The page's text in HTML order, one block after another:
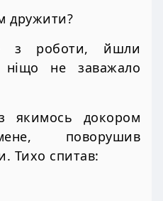
дружити?
з роботи, йшли
не заважало
якимось докором
поворушив
Тихо спитав: